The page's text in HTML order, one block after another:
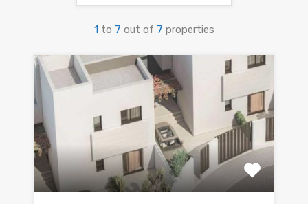
1 to 7 out of 7 properties